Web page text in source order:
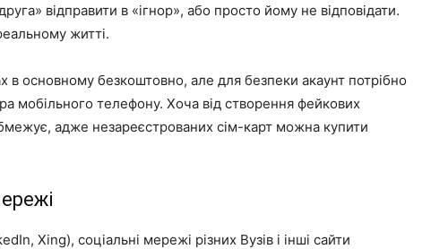
відправити в «ігнор», або просто йому не відповідати.
житті.
в основному безкоштовно, але для безпеки акаунт потрібно
мобільного телефону. Хоча від створення фейкових
адже незареєстрованих сім-карт можна купити
Xing), соціальні мережі різних Вузів і інші сайти